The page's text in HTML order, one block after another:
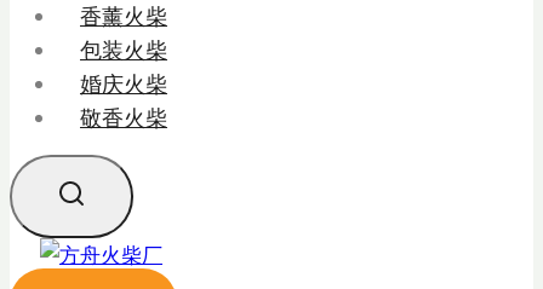
香薰火柴
包装火柴
婚庆火柴
敬香火柴